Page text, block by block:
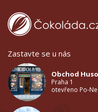
Zastavte se u nás
Obchod
Praha 1
otevřeno Po-